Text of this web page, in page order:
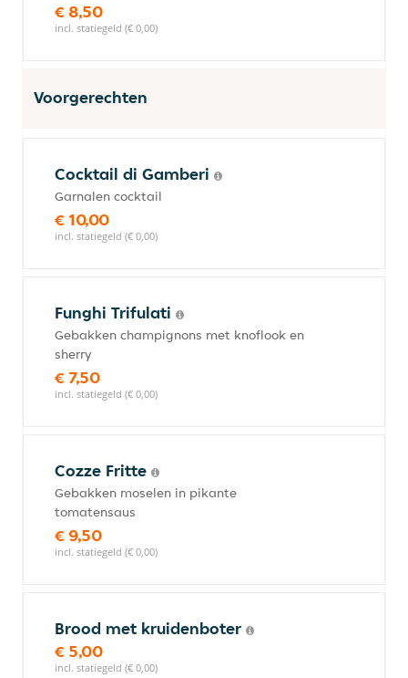
€ 8,50
incl. statiegeld (€ 0,00)
Voorgerechten
Cocktail di Gamberi
Garnalen cocktail
€ 10,00
incl. statiegeld (€ 0,00)
Funghi Trifulati
Gebakken champignons met knoflook en
sherry
€ 7,50
incl. statiegeld (€ 0,00)
Cozze Fritte
Gebakken moselen in pikante
tomatensaus
€ 9,50
incl. statiegeld (€ 0,00)
Brood met kruidenboter
€ 5,00
incl. statiegeld (€ 0,00)